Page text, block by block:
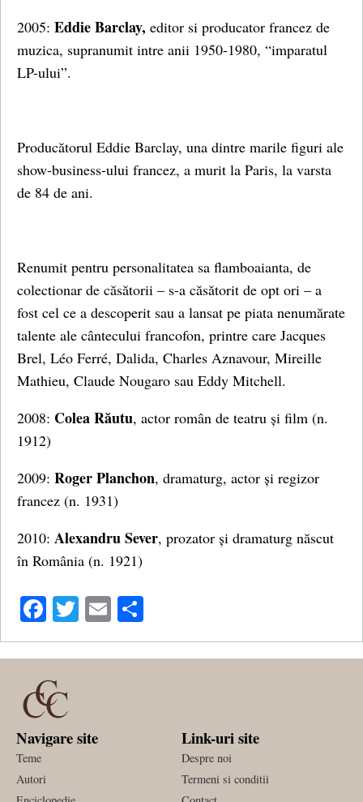
2005: Eddie Barclay, editor si producator francez de
muzica, supranumit intre anii 1950-1980, “imparatul
LP-ului”.
Producătorul Eddie Barclay, una dintre marile figuri ale
show-business-ului francez, a murit la Paris, la varsta
de 84 de ani.
Renumit pentru personalitatea sa flamboaianta, de
colectionar de căsătorii – s-a căsătorit de opt ori – a
fost cel ce a descoperit sau a lansat pe piata nenumărate
talente ale cântecului francofon, printre care Jacques
Brel, Léo Ferré, Dalida, Charles Aznavour, Mireille
Mathieu, Claude Nougaro sau Eddy Mitchell.
2008: Colea Răutu, actor român de teatru și film (n.
1912)
2009: Roger Planchon, dramaturg, actor și regizor
francez (n. 1931)
2010: Alexandru Sever, prozator și dramaturg născut
în România (n. 1921)
Facebook
Twitter
Email
Navigare site
Teme
Autori
Link-uri site
Despre noi
Termeni si conditii